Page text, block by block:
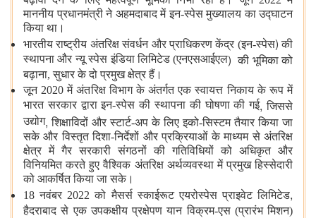
माननीय प्रधानमंत्री ने अहमदाबाद में इन-स्पेस मुख्यालय का उद्घाटन
किया था।
भारतीय राष्ट्रीय अंतरिक्ष संवर्धन और प्राधिकरण केंद्र (इन-स्पेस)की
स्थापना और न्यू स्पेस इंडिया लिमिटेड (एनएसआईएल) की भूमिका को
बढ़ाना, सुधार के दो प्रमुख क्षेत्र हैं।
जून 2020 में अंतरिक्ष विभाग के अंतर्गत एक स्वायत्त निकाय के रूप में
भारत सरकार द्वारा इन-स्पेस की स्थापना की घोषणा की गई,जिससे
उद्योग,शिक्षाविदों और स्टार्ट-अप के लिए इको-सिस्टम तैयार किया जा
सके और विस्तृत दिशा-निर्देशों और प्रक्रियाओं के माध्यम से अंतरिक्ष
क्षेत्र में गैर सरकारी संगठनों की गतिविधियों को अधिकृत और
विनियमित करते हुए वैश्विक अंतरिक्ष अर्थव्यवस्था में प्रमुख हिस्सेदारी
को आकर्षित किया जा सके।
18 नवंबर 2022 को मैसर्स स्काईरूट एयरोस्पेस प्राइवेट लिमिटेड,
हैदराबाद से एक उपकक्षीय प्रक्षेपण यान विक्रम-एस (प्रारंभ मिशन)